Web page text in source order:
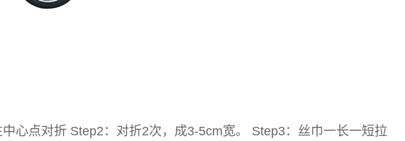
心点对折 Step2：对折2次，成3-5cm宽。 Step3：丝巾一长一短拉